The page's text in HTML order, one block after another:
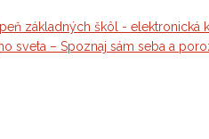
základných škôl - elektronická
sveta – Spoznaj sám seba a